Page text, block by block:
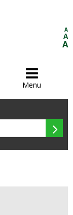
A
A
A

Menu
